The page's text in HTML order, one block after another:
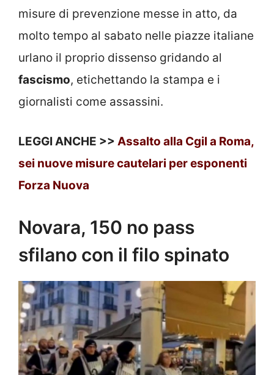
misure di prevenzione messe in atto, da
molto tempo al sabato nelle piazze italiane
urlano il proprio dissenso gridando al
fascismo, etichettando la stampa e i
giornalisti come assassini.
LEGGI ANCHE >> Assalto alla Cgil a Roma,
sei nuove misure cautelari per esponenti
Forza Nuova
Novara, 150 no pass
sfilano con il filo spinato